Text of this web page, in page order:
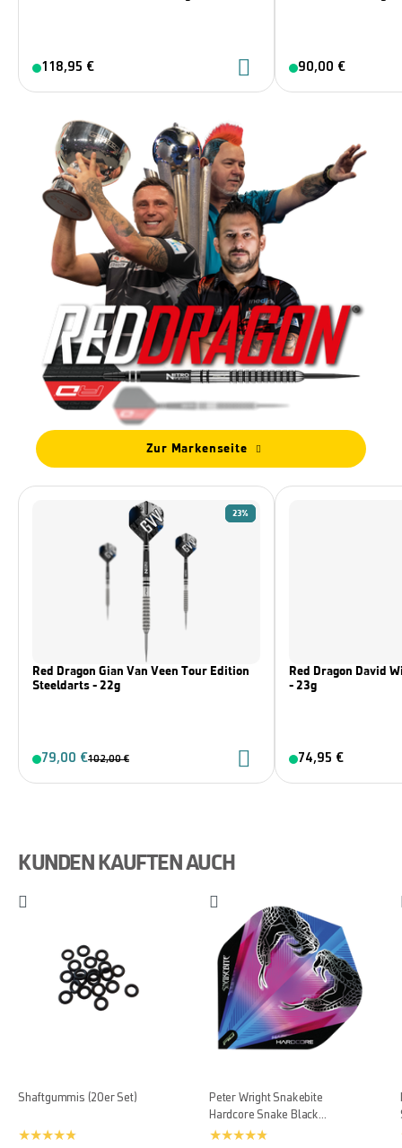
118,95 € 90,00 €
Zur Markenseite
23%
Red Dragon Gian Van Veen Tour Edition
Steeldarts - 22g
79,00 €102,00 €
Red Dragon David
- 23g
74,95 €
KUNDEN KAUFTEN AUCH
Shaftgummis (20er Set)
Peter Wright Snakebite
Hardcore Snake Black
Transparent Flights